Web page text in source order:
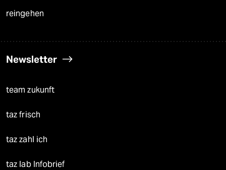
reingehen
Newsletter
team zukunft
taz frisch
taz zahl ich
taz lab Infobrief